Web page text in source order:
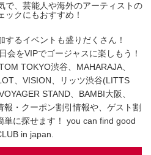
で、芸能人や海外のアーティストの
ックにもおすすめ！
るイベントも盛りだくさん！
会をVIPでゴージャスに楽しもう！
TOKYO渋谷、MAHARAJA、
、VISION、リッツ渋谷(LITTS
STAND、BAMBI大阪、
・クーポン割引情報や、ゲスト割
単に探せます！ you can find good
in japan.